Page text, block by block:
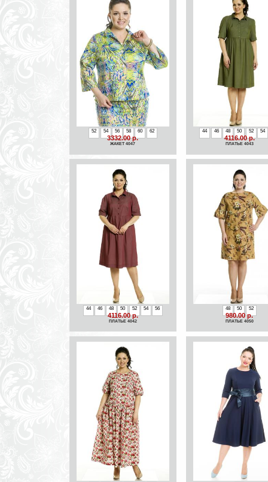
52 54 56 58 60 62
3332.00 р.
ЖАКЕТ 4047
44 46 48 50 52 54
4116.00 р.
ПЛАТЬЕ 4043
44 46 48 50 52 54 56
4116.00 р.
ПЛАТЬЕ 4042
48 50 52
980.00 р.
ПЛАТЬЕ 4050